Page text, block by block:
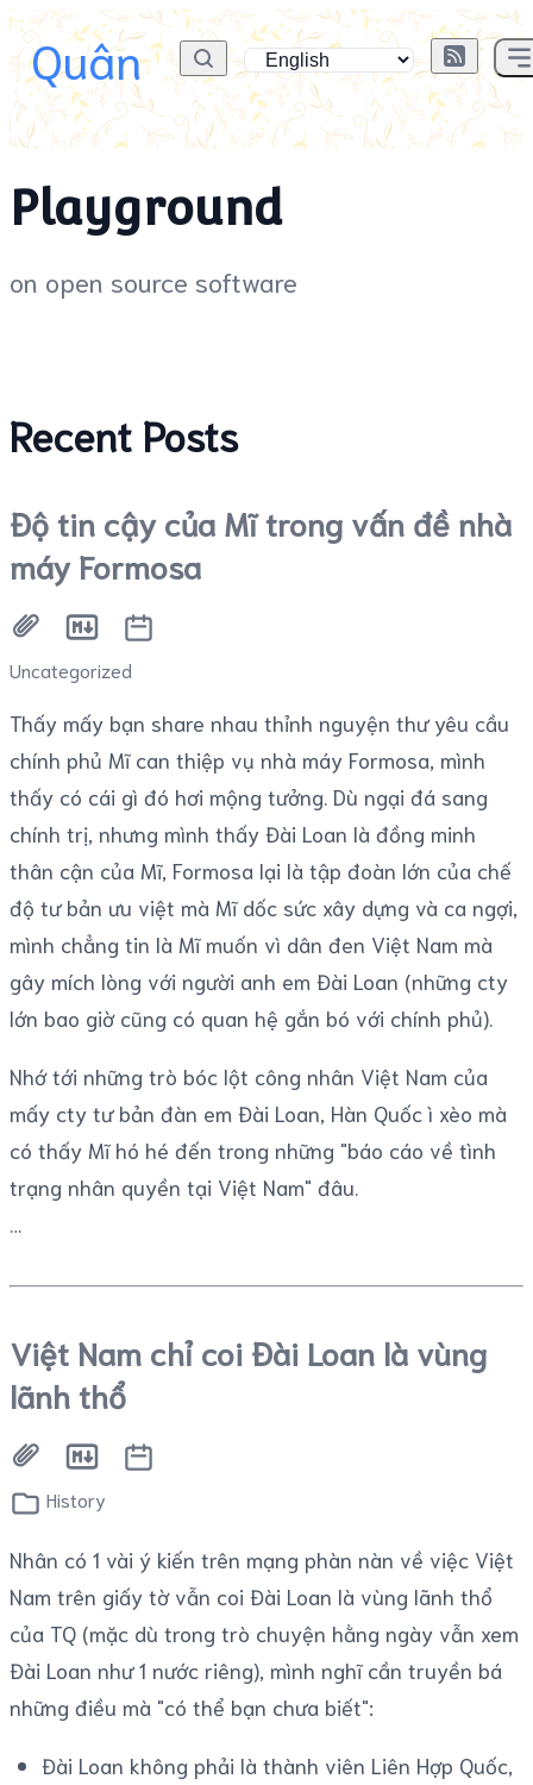
Quân
Playground
on open source software
Recent Posts
Độ tin cậy của Mĩ trong vấn đề nhà
máy Formosa
Uncategorized
Thấy mấy bạn share nhau thỉnh nguyện thư yêu cầu
chính phủ Mĩ can thiệp vụ nhà máy Formosa, mình
thấy có cái gì đó hơi mộng tưởng. Dù ngại đá sang
chính trị, nhưng mình thấy Đài Loan là đồng minh
thân cận của Mĩ, Formosa lại là tập đoàn lớn của chế
độ tư bản ưu việt mà Mĩ dốc sức xây dựng và ca ngợi,
mình chẳng tin là Mĩ muốn vì dân đen Việt Nam mà
gây mích lòng với người anh em Đài Loan (những cty
lớn bao giờ cũng có quan hệ gắn bó với chính phủ).
Nhớ tới những trò bóc lột công nhân Việt Nam của
mấy cty tư bản đàn em Đài Loan, Hàn Quốc ì xèo mà
có thấy Mĩ hó hé đến trong những "báo cáo về tình
trạng nhân quyền tại Việt Nam" đâu.
Việt Nam chỉ coi Đài Loan là vùng
lãnh thổ
History
Nhân có 1 vài ý kiến trên mạng phàn nàn về việc Việt
Nam trên giấy tờ vẫn coi Đài Loan là vùng lãnh thổ
của TQ (mặc dù trong trò chuyện hằng ngày vẫn xem
Đài Loan như 1 nước riêng), mình nghĩ cần truyền bá
những điều mà "có thể bạn chưa biết":
Đài Loan không phải là thành viên Liên Hợp Quốc,